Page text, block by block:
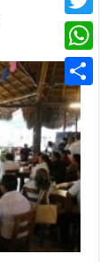
Twitter